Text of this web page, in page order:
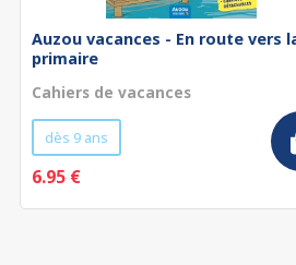
Auzou vacances - En route vers
primaire
Cahiers de vacances
dès 9 ans
6.95 €